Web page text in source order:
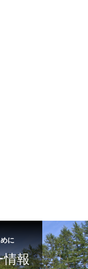
に
報